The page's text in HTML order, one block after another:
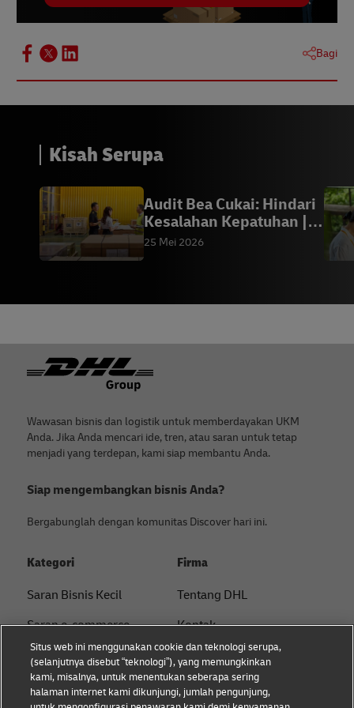
Bagi
Kisah Serupa
Audit Bea Cukai: Hindari
Kesalahan Kepatuhan |
DHL
25 Mei 2026
Footer
Wawasan bisnis dan logistik untuk memberdayakan UKM
Anda. Jika Anda mencari ide, tren, atau saran untuk tetap
menjadi yang terdepan, kami siap membantu Anda.
Siap mengembangkan bisnis Anda?
Bergabunglah dengan komunitas Discover hari ini.
Kategori
Saran Bisnis Kecil
Saran e-commerce
Saran B2B
Saran logistik
Firma
Tentang DHL
Kontak
Pusat Pers
Keberlanjutan
Situs web ini menggunakan cookie dan teknologi serupa,
(selanjutnya disebut “teknologi”), yang memungkinkan
kami, misalnya, untuk menentukan seberapa sering
halaman internet kami dikunjungi, jumlah pengunjung,